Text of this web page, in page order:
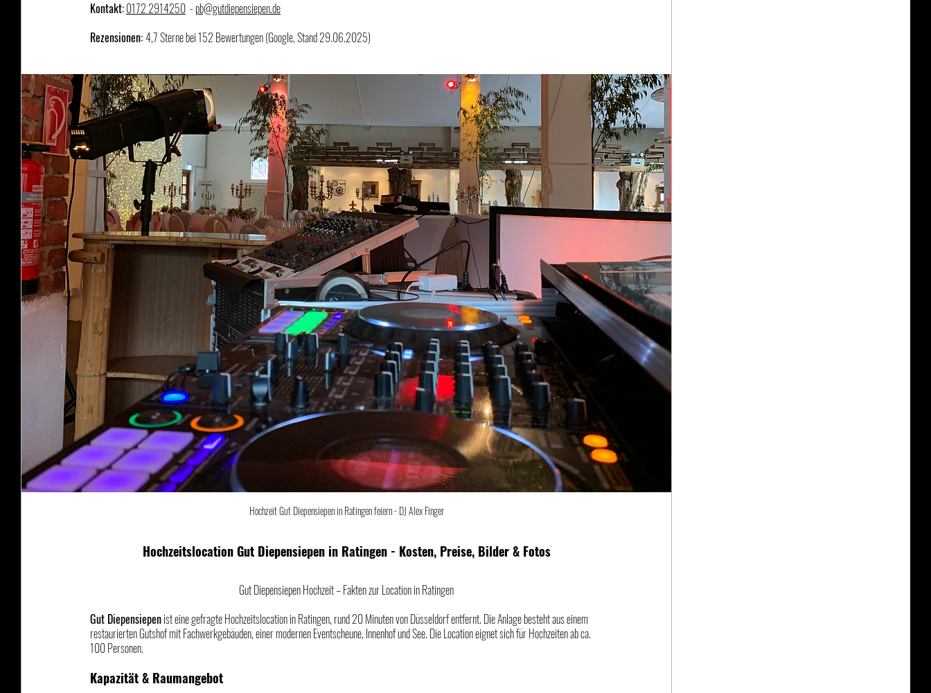
Kontakt:0172 2914250 - pb@gutdiepensiepen.de
Rezensionen: 4,7 Sterne bei 152 Bewertungen (Google, Stand 29.06.2025)
Hochzeit Gut Diepensiepen in Ratingen feiern - DJ Alex Finger
Hochzeitslocation Gut Diepensiepen in Ratingen - Kosten, Preise, Bilder & Fotos
Gut Diepensiepen Hochzeit – Fakten zur Location in Ratingen
Gut Diepensiepen ist eine gefragte Hochzeitslocation in Ratingen, rund 20 Minuten von Düsseldorf entfernt. Die Anlage besteht aus einem
restaurierten Gutshof mit Fachwerkgebäuden, einer modernen Eventscheune, Innenhof und See. Die Location eignet sich für Hochzeiten ab ca.
100 Personen.
Kapazität & Raumangebot